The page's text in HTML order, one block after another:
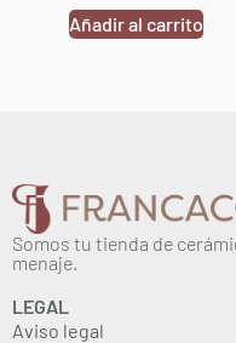
Añadir al carrito
Somos tu tienda de
menaje.
LEGAL
Aviso legal